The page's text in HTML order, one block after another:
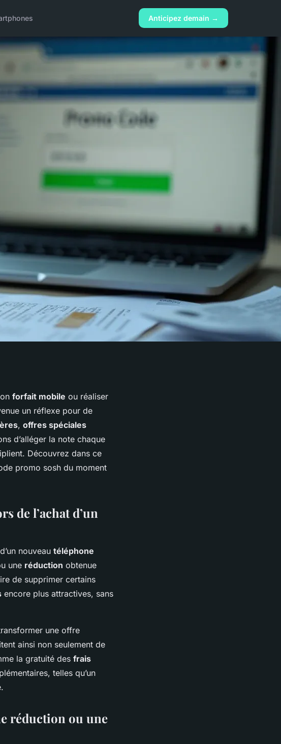
Anticipez demain →
forfait mobile ou réaliser
un réflexe pour de
, offres spéciales
d’alléger la note chaque
Découvrez dans ce
promo sosh du moment
de l’achat d’un
nouveau téléphone
une réduction obtenue
de supprimer certains
encore plus attractives, sans
une offre
ainsi non seulement de
la gratuité des frais
telles qu’un
réduction ou une